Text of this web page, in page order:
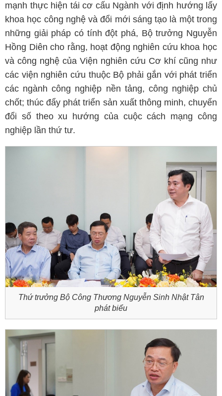
mạnh thực hiện tái cơ cấu Ngành với định hướng lấy
khoa học công nghệ và đổi mới sáng tạo là một trong
những giải pháp có tính đột phá, Bộ trưởng Nguyễn
Hồng Diên cho rằng, hoạt động nghiên cứu khoa học
và công nghệ của Viện nghiên cứu Cơ khí cũng như
các viện nghiên cứu thuộc Bộ phải gắn với phát triển
các ngành công nghiệp nền tảng, công nghiệp chủ
chốt; thúc đẩy phát triển sản xuất thông minh, chuyển
đổi số theo xu hướng của cuộc cách mạng công
nghiệp lần thứ tư.
Thứ trưởng Bộ Công Thương Nguyễn Sinh Nhật Tân
phát biểu